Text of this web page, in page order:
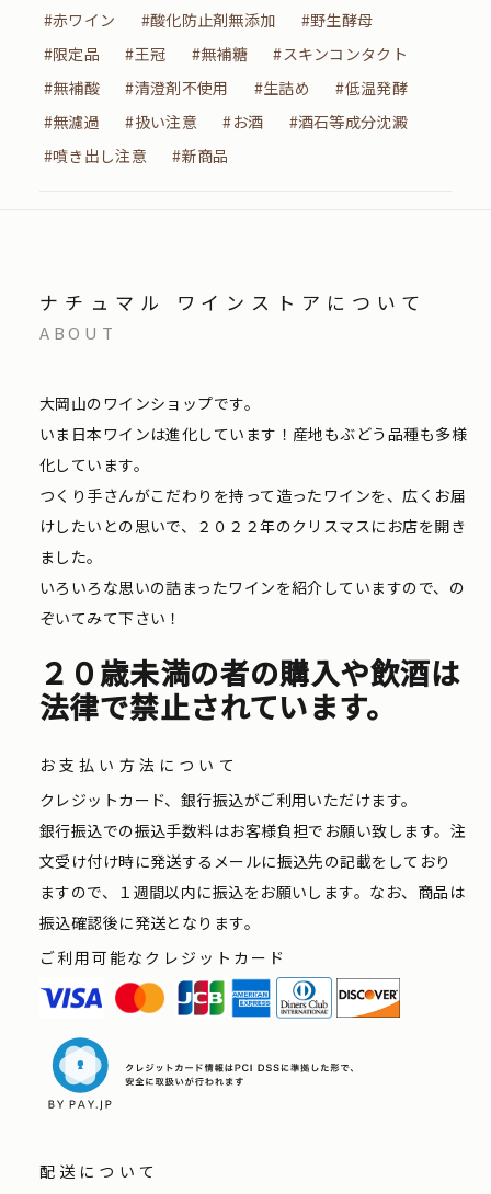
#赤ワイン #酸化防止剤無添加
#野生酵母
#限定品
#王冠 #無補糖
#スキンコンタクト
#無補酸
#清澄剤不使用 #生詰め
#低温発酵
#無濾過
#扱い注意 #お酒
#酒石等成分沈澱
#噴き出し注意
#新商品
ナチュマル ワインストアについて
ABOUT
大岡山のワインショップです。
いま日本ワインは進化しています！産地もぶどう品種も多様
化しています。
つくり手さんがこだわりを持って造ったワインを、広くお届
けしたいとの思いで、２０２２年のクリスマスにお店を開き
ました。
いろいろな思いの詰まったワインを紹介していますので、の
ぞいてみて下さい！
２０歳未満の者の購入や飲酒は
法律で禁止されています。
お支払い方法について
クレジットカード、銀行振込がご利用いただけます。
銀行振込での振込手数料はお客様負担でお願い致します。注
文受け付け時に発送するメールに振込先の記載をしており
ますので、１週間以内に振込をお願いします。なお、商品は
振込確認後に発送となります。
ご利用可能なクレジットカード
配送について